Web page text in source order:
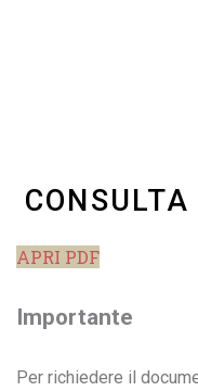
APRI PDF
Importante
Per richiedere il